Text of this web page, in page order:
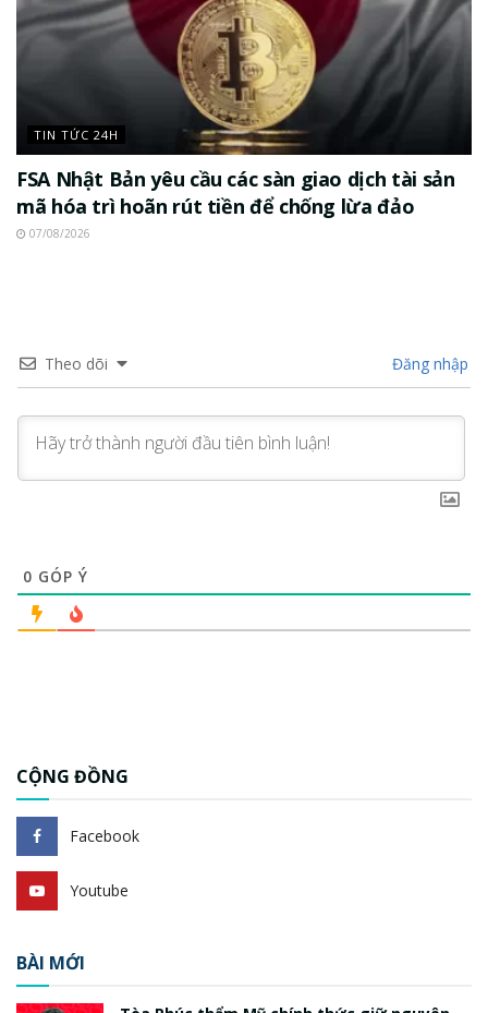
TIN TỨC 24H
FSA Nhật Bản yêu cầu các sàn giao dịch tài sản
mã hóa trì hoãn rút tiền để chống lừa đảo
07/08/2026
Theo dõi Đăng nhập
0 GÓP Ý
CỘNG ĐỒNG
Facebook
Youtube
BÀI MỚI